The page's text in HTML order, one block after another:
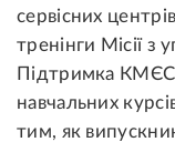
сервісних
тренінги Місії з
Підтримка КМЄС
навчальних
тим, як